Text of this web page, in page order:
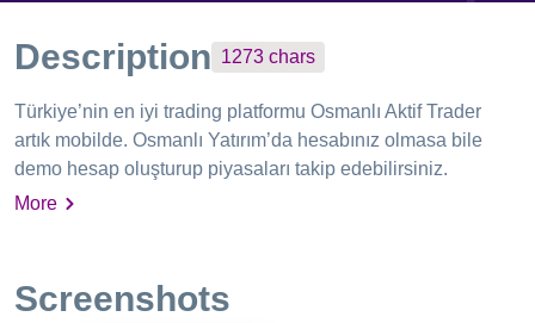
Description 1273 chars
Türkiye’nin en iyi trading platformu Osmanlı Aktif Trader
artık mobilde. Osmanlı Yatırım’da hesabınız olmasa bile
demo hesap oluşturup piyasaları takip edebilirsiniz.
Osmanlı Aktif Trader mobil uygulaması ile
al-sat, sıcaklık haritası, sesli komut özelliği ile konuşarak
işlem yapma -Gelişmiş kullanıcı deneyimi: size özel
More
Screenshots